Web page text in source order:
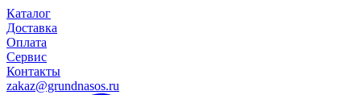
Каталог
Доставка
Оплата
Сервис
Контакты
zakaz@grundnasos.ru